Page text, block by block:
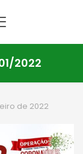
2022
de 2022